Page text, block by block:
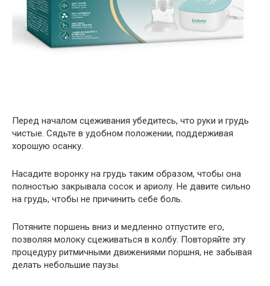
Перед началом сцеживания убедитесь, что руки и грудь
чистые. Сядьте в удобном положении, поддерживая
хорошую осанку.
Насадите воронку на грудь таким образом, чтобы она
полностью закрывала сосок и ариолу. Не давите сильно
на грудь, чтобы не причинить себе боль.
Потяните поршень вниз и медленно отпустите его,
позволяя молоку сцеживаться в колбу. Повторяйте эту
процедуру ритмичными движениями поршня, не забывая
делать небольшие паузы.